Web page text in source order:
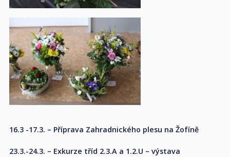
16.3 -17.3. – Příprava Zahradnického plesu na Žofíně
23.3.-24.3. – Exkurze tříd 2.3.A a 1.2.U – výstava